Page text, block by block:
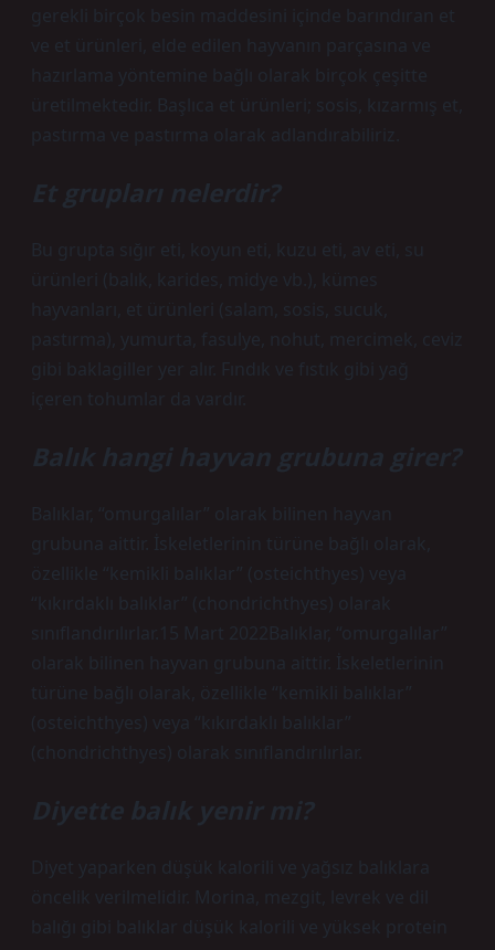
gerekli birçok besin maddesini içinde barındıran et
ve et ürünleri, elde edilen hayvanın parçasına ve
hazırlama yöntemine bağlı olarak birçok çeşitte
üretilmektedir. Başlıca et ürünleri; sosis, kızarmış et,
pastırma ve pastırma olarak adlandırabiliriz.
Et grupları nelerdir?
Bu grupta sığır eti, koyun eti, kuzu eti, av eti, su
ürünleri (balık, karides, midye vb.), kümes
hayvanları, et ürünleri (salam, sosis, sucuk,
pastırma), yumurta, fasulye, nohut, mercimek, ceviz
gibi baklagiller yer alır. Fındık ve fıstık gibi yağ
içeren tohumlar da vardır.
Balık hangi hayvan grubuna girer?
Balıklar, “omurgalılar” olarak bilinen hayvan
grubuna aittir. İskeletlerinin türüne bağlı olarak,
özellikle “kemikli balıklar” (osteichthyes) veya
“kıkırdaklı balıklar” (chondrichthyes) olarak
sınıflandırılırlar.15 Mart 2022Balıklar, “omurgalılar”
olarak bilinen hayvan grubuna aittir. İskeletlerinin
türüne bağlı olarak, özellikle “kemikli balıklar”
(osteichthyes) veya “kıkırdaklı balıklar”
(chondrichthyes) olarak sınıflandırılırlar.
Diyette balık yenir mi?
Diyet yaparken düşük kalorili ve yağsız balıklara
öncelik verilmelidir. Morina, mezgit, levrek ve dil
balığı gibi balıklar düşük kalorili ve yüksek protein